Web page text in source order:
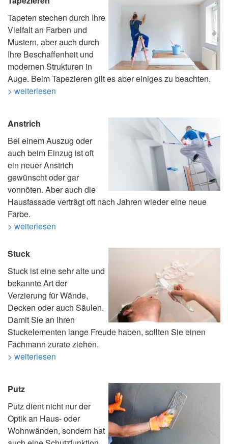
Tapeten stechen durch Ihre
Vielfalt an Farben und
Mustern, aber auch durch
Ihre Beschaffenheit und
modernen Strukturen in
Auge. Beim Tapezieren gilt es aber einiges zu beachten.
> weiterlesen
Anstrich
Bei einem Auszug oder
auch beim Einzug ist oft
ein neuer Anstrich
gewünscht oder gar
vonnöten. Aber auch die
Hausfassade verträgt oft nach Jahren wieder eine neue
Farbe.
> weiterlesen
Stuck
Stuck ist eine sehr alte und
bekannte Art der
Verzierung für Wände,
Decken oder auch Säulen.
Damit Sie an Ihren
Stuckelementen lange Freude haben, sollten Sie einen
Fachmann zurate ziehen.
> weiterlesen
Putz
Putz dient nicht nur der
Optik an Haus- oder
Wohnwänden, sondern hat